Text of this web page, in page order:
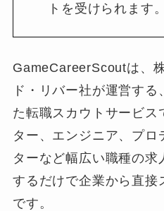
トを受けられます。
GameCareerScoutは、
ド・リバー社が運営す
た転職スカウトサービス
ター、エンジニア、プロ
ターなど幅広い職種の求
するだけで企業から直接
です。